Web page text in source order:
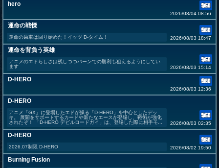
hero
2026/08/04 08:56
運命の戦慄
運命の歯車は回り始めた！イッツ D-タイム！ 2026/08/03 18:47
運命を背負う英雄
アニメのエドらしさは残しつつバーンでの勝利も狙えるようにしてい
ます
2026/08/03 15:14
D-HERO
2026/08/03 12:36
D-HERO
アニメ「GX」に登場したエドが操る「D-HERO」を中心としたデッ
キ。 展開をサポートするカードや新たなエースが登場し、戦術が強化
されたぞ！ 「D-HERO デビルロードガイ」は、登場した際に相手モ...
2026/08/03 02:35
D-HERO
2026.07制限 D-HERO 2026/08/02 19:50
Burning Fusion